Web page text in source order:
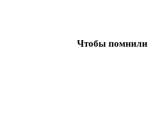
Чтобы помнили